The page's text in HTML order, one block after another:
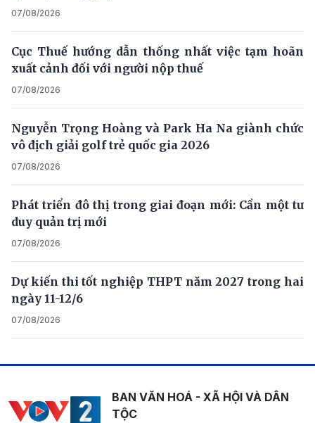
07/08/2026
Cục Thuế hướng dẫn thống nhất việc tạm hoãn
xuất cảnh đối với người nộp thuế
07/08/2026
Nguyễn Trọng Hoàng và Park Ha Na giành chức
vô địch giải golf trẻ quốc gia 2026
07/08/2026
Phát triển đô thị trong giai đoạn mới: Cần một tư
duy quản trị mới
07/08/2026
Dự kiến thi tốt nghiệp THPT năm 2027 trong hai
ngày 11-12/6
07/08/2026
BAN VĂN HOÁ - XÃ HỘI VÀ DÂN
TỘC